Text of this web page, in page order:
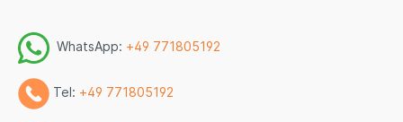
WhatsApp: +49 771805192
Tel: +49 771805192